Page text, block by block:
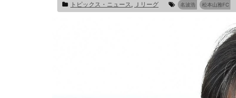
トピックス・ニュース, Ｊリーグ 名波浩 松本山雅FC